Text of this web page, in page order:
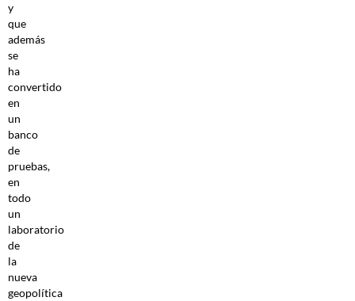
y
que
además
se
ha
convertido
en
un
banco
de
pruebas,
en
todo
un
laboratorio
de
la
nueva
geopolítica